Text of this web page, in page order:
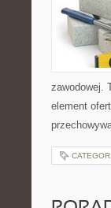
zawodowej.
element